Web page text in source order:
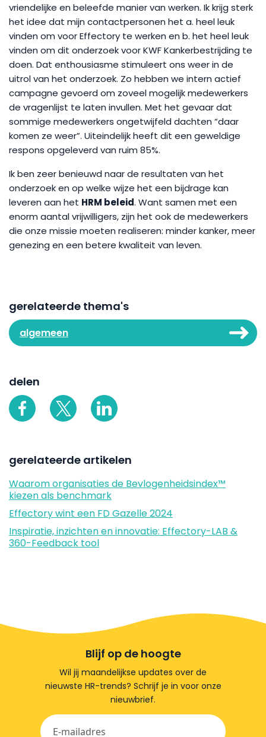
vriendelijke en beleefde manier van werken. Ik krijg sterk
het idee dat mijn contactpersonen het a. heel leuk
vinden om voor Effectory te werken en b. het heel leuk
vinden om dit onderzoek voor KWF Kankerbestrijding te
doen. Dat enthousiasme stimuleert ons weer in de
uitrol van het onderzoek. Zo hebben we intern actief
campagne gevoerd om zoveel mogelijk medewerkers
de vragenlijst te laten invullen. Met het gevaar dat
sommige medewerkers ongetwijfeld dachten “daar
komen ze weer”. Uiteindelijk heeft dit een geweldige
respons opgeleverd van ruim 85%.
Ik ben zeer benieuwd naar de resultaten van het
onderzoek en op welke wijze het een bijdrage kan
leveren aan het HRM beleid. Want samen met een
enorm aantal vrijwilligers, zijn het ook de medewerkers
die onze missie moeten realiseren: minder kanker, meer
genezing en een betere kwaliteit van leven.
gerelateerde thema's
algemeen
delen
gerelateerde artikelen
Waarom organisaties de Bevlogenheidsindex™
kiezen als benchmark
Effectory wint een FD Gazelle 2024
Inspiratie, inzichten en innovatie: Effectory-LAB &
360-Feedback tool
Blijf op de hoogte
Wil jij maandelijkse updates over de
nieuwste HR-trends? Schrijf je in voor onze
nieuwbrief.